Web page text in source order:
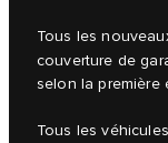
Tous les
couverture de
selon la première
Tous les